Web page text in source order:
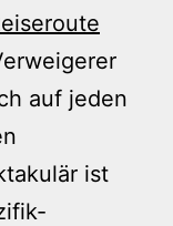
auf jeden
ist